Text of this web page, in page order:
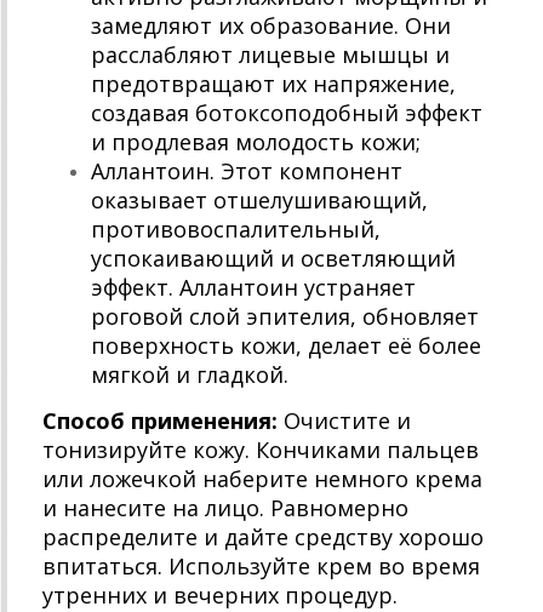
замедляют их образование. Они
расслабляют лицевые мышцы и
предотвращают их напряжение,
создавая ботоксоподобный эффект
и продлевая молодость кожи;
Аллантоин. Этот компонент
оказывает отшелушивающий,
противовоспалительный,
успокаивающий и осветляющий
эффект. Аллантоин устраняет
роговой слой эпителия, обновляет
поверхность кожи, делает её более
мягкой и гладкой.
Способ применения: Очистите и
тонизируйте кожу. Кончиками пальцев
или ложечкой наберите немного крема
и нанесите на лицо. Равномерно
распределите и дайте средству хорошо
впитаться. Используйте крем во время
утренних и вечерних процедур.